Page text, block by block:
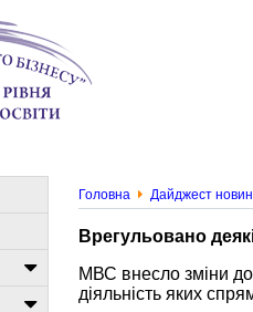
Головна Дайджест новин
Врегульовано
МВС внесло зміни до
діяльність яких